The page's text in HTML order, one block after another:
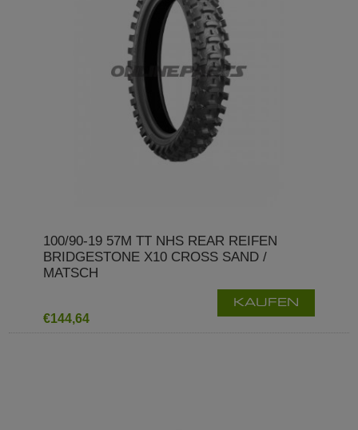
100/90-19 57M TT NHS REAR REIFEN
BRIDGESTONE X10 CROSS SAND /
MATSCH
€144,64
KAUFEN